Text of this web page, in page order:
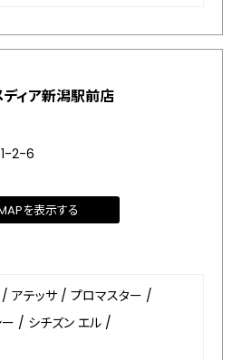
ィア新潟駅前店
2-6
を表示する
/ アテッサ / プロマスター /
/ シチズン エル /